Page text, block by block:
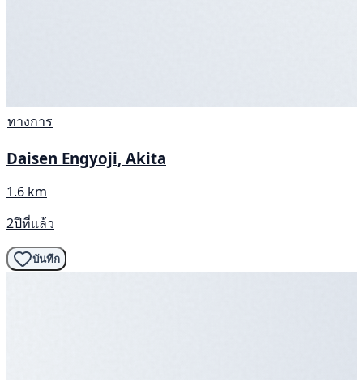
ทางการ
Daisen Engyoji, Akita
1.6 km
2ปีที่แล้ว
บันทึก